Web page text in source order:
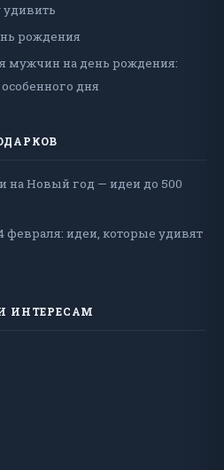
рождения
мужчин на день рождения:
дня
на Новый год — идеи до 500
февраля: идеи, которые удивят
ИНТЕРЕСАМ